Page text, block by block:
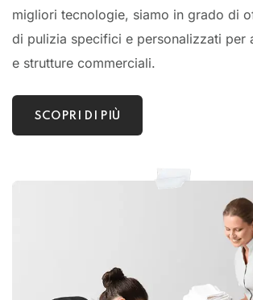
migliori tecnologie, siamo in grado di
di pulizia specifici e personalizzati per
e strutture commerciali.
SCOPRI DI PIÙ